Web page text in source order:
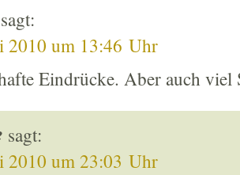
sagt:
2010 um 13:46 Uhr
Eindrücke. Aber auch viel
sagt:
2010 um 23:03 Uhr